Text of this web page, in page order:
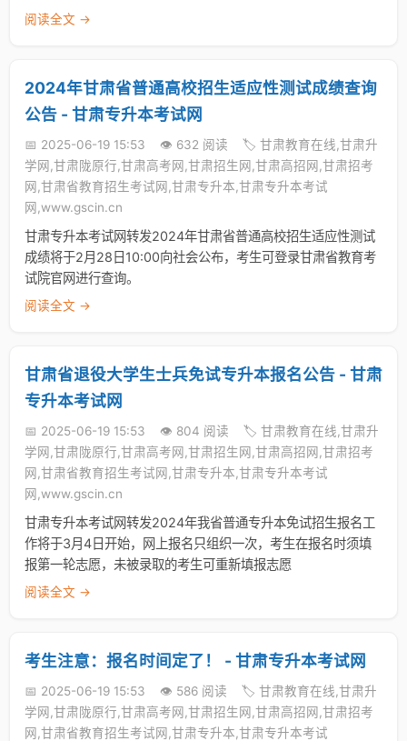
阅读全文 →
2024年甘肃省普通高校招生适应性测试成绩查询
公告 - 甘肃专升本考试网
📅 2025-06-19 15:53 👁️ 632 阅读
🏷️ 甘肃教育在线,甘肃升
学网,甘肃陇原行,甘肃高考网,甘肃招生网,甘肃高招网,甘肃招考
网,甘肃省教育招生考试网,甘肃专升本,甘肃专升本考试
网,www.gscin.cn
甘肃专升本考试网转发2024年甘肃省普通高校招生适应性测试
成绩将于2月28日10:00向社会公布，考生可登录甘肃省教育考
试院官网进行查询。
阅读全文 →
甘肃省退役大学生士兵免试专升本报名公告 - 甘肃
专升本考试网
📅 2025-06-19 15:53 👁️ 804 阅读
🏷️ 甘肃教育在线,甘肃升
学网,甘肃陇原行,甘肃高考网,甘肃招生网,甘肃高招网,甘肃招考
网,甘肃省教育招生考试网,甘肃专升本,甘肃专升本考试
网,www.gscin.cn
甘肃专升本考试网转发2024年我省普通专升本免试招生报名工
作将于3月4日开始，网上报名只组织一次，考生在报名时须填
报第一轮志愿，未被录取的考生可重新填报志愿
阅读全文 →
考生注意：报名时间定了！ - 甘肃专升本考试网
📅 2025-06-19 15:53 👁️ 586 阅读
🏷️ 甘肃教育在线,甘肃升
学网,甘肃陇原行,甘肃高考网,甘肃招生网,甘肃高招网,甘肃招考
网,甘肃省教育招生考试网,甘肃专升本,甘肃专升本考试